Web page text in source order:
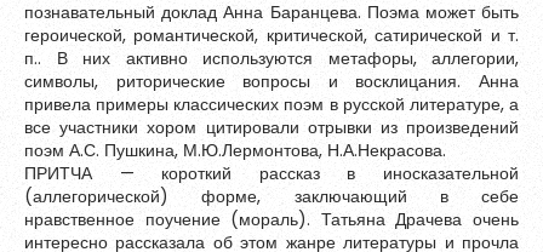
познавательный доклад Анна Баранцева. Поэма может быть
героической, романтической, критической, сатирической и т.
п.. В них активно используются метафоры, аллегории,
символы, риторические вопросы и восклицания. Анна
привела примеры классических поэм в русской литературе, а
все участники хором цитировали отрывки из произведений
поэм А.С. Пушкина, М.Ю.Лермонтова, Н.А.Некрасова.
ПРИТЧА — короткий рассказ в иносказательной
(аллегорической) форме, заключающий в себе
нравственное поучение (мораль). Татьяна Драчева очень
интересно рассказала об этом жанре литературы и прочла
Обновить
Я согласен на обработкуперсональных данных
Я согласен справилами использования материалов,
размещённых на портале.